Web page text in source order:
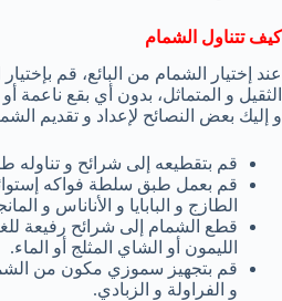
كيف تتناول الشمام
عند إختيار الشمام من البائع، قم
الثقيل و المتماثل، بدون أي بقع
و إليك بعض النصائح لإعداد و تقديم
قم بتقطيعه إلى شرائح و تناوله
قم بعمل طبق سلطة فواكه
الطازج و البابايا و الأناناس و
قطع الشمام إلى شرائح رفيعة
الليمون أو الشاي المثلج أو الماء.
قم بتجهيز سموزي مكون من
و الفراولة و الزبادي.